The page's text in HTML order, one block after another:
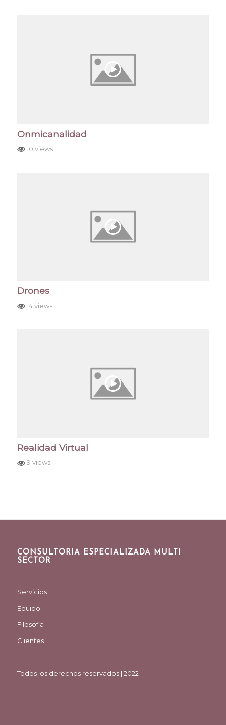
Onmicanalidad
10 views
Drones
14 views
Realidad Virtual
9 views
CONSULTORIA ESPECIALIZADA MULTI
SECTOR
Servicios
Equipo
Filosofía
Clientes
Todos los derechos reservados | 2022